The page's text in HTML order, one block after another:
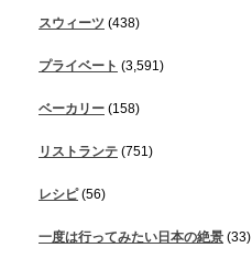
スウィーツ (438)
プライベート (3,591)
ベーカリー (158)
リストランテ (751)
レシピ(56)
一度は行ってみたい日本の絶景 (33)